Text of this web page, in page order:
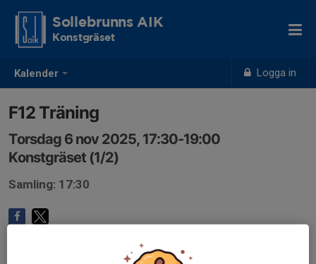
Kalender Logga in
Sollebrunns AIK
Konstgräset
F12 Träning
Torsdag 6 nov 2025, 17:30-19:00
Konstgräset (1/2)
Samling: 17:30